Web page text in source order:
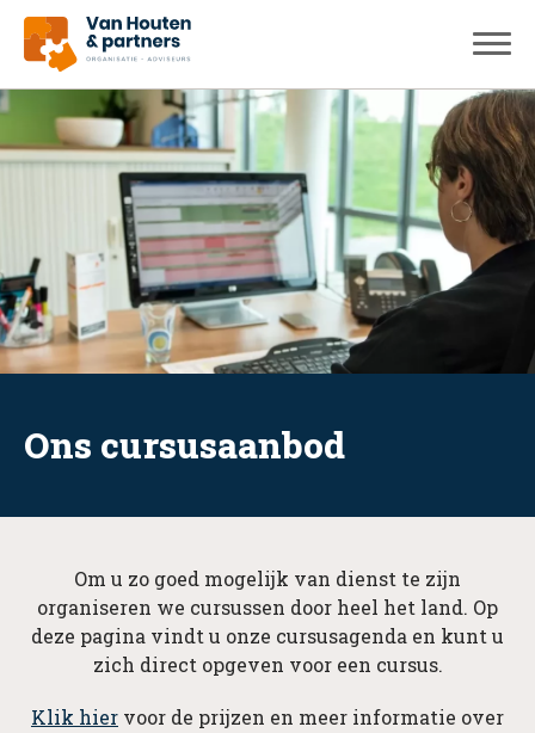
Ons cursusaanbod
Om u zo goed mogelijk van dienst te zijn
organiseren we cursussen door heel het land. Op
deze pagina vindt u onze cursusagenda en kunt u
zich direct opgeven voor een cursus.
Klik hier voor de prijzen en meer informatie over